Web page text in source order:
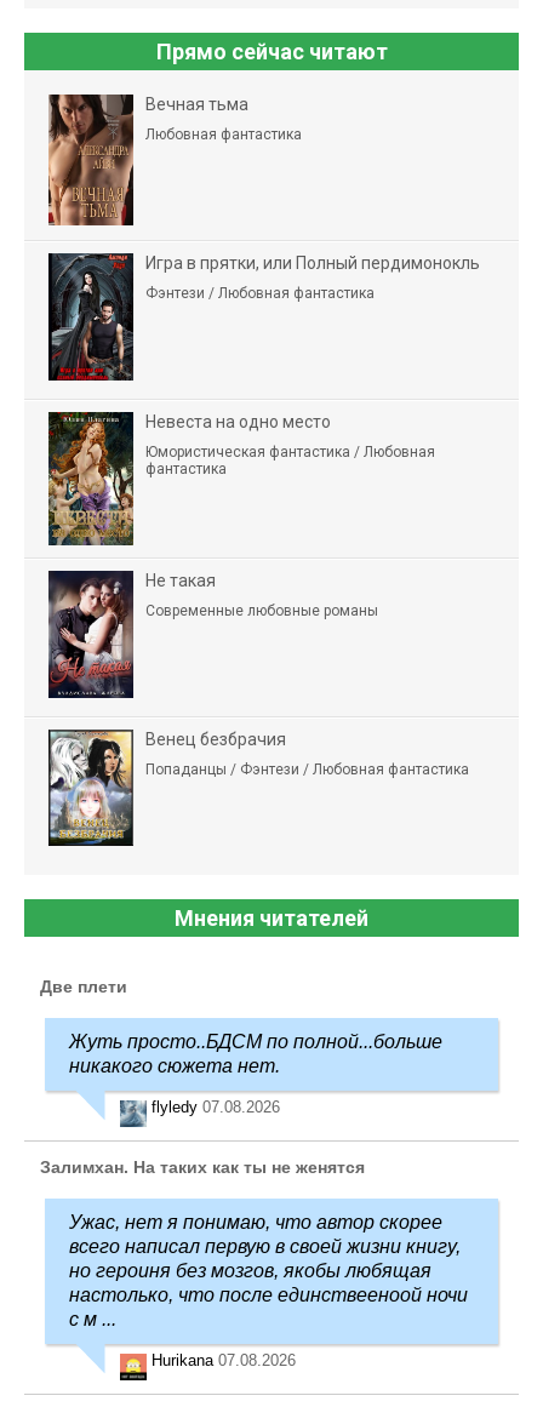
Прямо сейчас читают
Вечная тьма
Любовная фантастика
Игра в прятки, или Полный пердимонокль
Фэнтези / Любовная фантастика
Невеста на одно место
Юмористическая фантастика / Любовная
фантастика
Не такая
Современные любовные романы
Венец безбрачия
Попаданцы / Фэнтези / Любовная фантастика
Мнения читателей
Две плети
Жуть просто..БДСМ по полной...больше
никакого сюжета нет.
flyledy 07.08.2026
Залимхан. На таких как ты не женятся
Ужас, нет я понимаю, что автор скорее
всего написал первую в своей жизни книгу,
но героиня без мозгов, якобы любящая
настолько, что после единствееноой ночи
с м ...
Hurikana 07.08.2026